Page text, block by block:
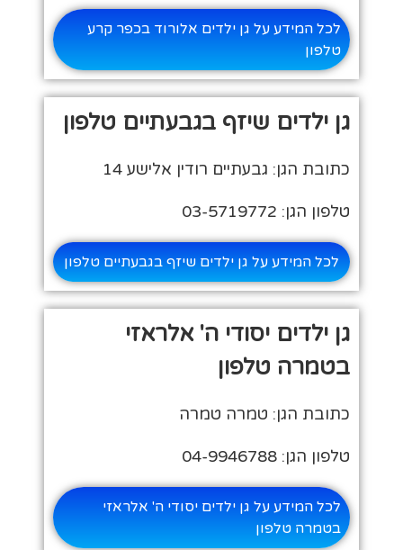
לכל המידע על גן ילדים אלורוד בכפר קרע
טלפון
גן ילדים שיזף בגבעתיים טלפון
כתובת הגן: גבעתיים רודין אלישע 14
טלפון הגן: 03-5719772
לכל המידע על גן ילדים שיזף בגבעתיים טלפון
גן ילדים יסודי ה' אלראזי
בטמרה טלפון
כתובת הגן: טמרה טמרה
טלפון הגן: 04-9946788
לכל המידע על גן ילדים יסודי ה' אלראזי
בטמרה טלפון